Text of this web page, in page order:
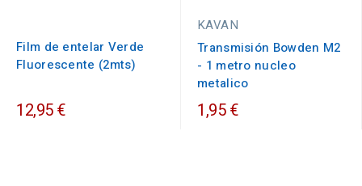
Film de entelar Verde
Fluorescente (2mts)
12,95 €
KAVAN
Transmisión Bowden M2
- 1 metro nucleo
metalico
1,95 €